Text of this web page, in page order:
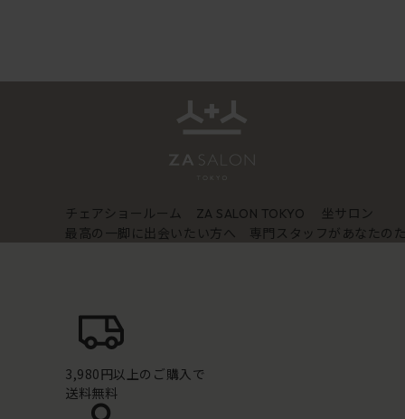
チェアショールーム ZA SALON TOKYO
坐サロン
最高の一脚に出会いたい方へ 専門スタッフがあなたの
3,980円以上のご購入で
送料無料